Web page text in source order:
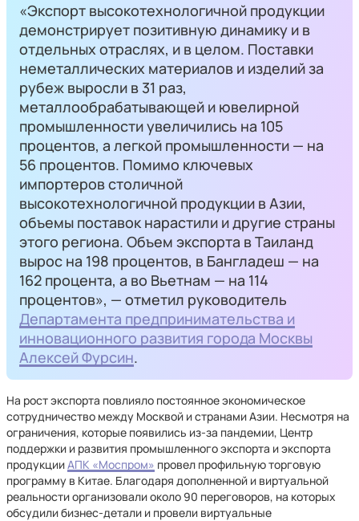
«Экспорт высокотехнологичной продукции
демонстрирует позитивную динамику и в
отдельных отраслях, и в целом. Поставки
неметаллических материалов и изделий за
рубеж выросли в 31 раз,
металлообрабатывающей и ювелирной
промышленности увеличились на 105
процентов, а легкой промышленности — на
56 процентов. Помимо ключевых
импортеров столичной
высокотехнологичной продукции в Азии,
объемы поставок нарастили и другие страны
этого региона. Объем экспорта в Таиланд
вырос на 198 процентов, в Бангладеш — на
162 процента, а во Вьетнам — на 114
процентов», — отметил руководитель
Департамента предпринимательства и
инновационного развития города Москвы
Алексей Фурсин.
На рост экспорта повлияло постоянное экономическое
сотрудничество между Москвой и странами Азии. Несмотря на
ограничения, которые появились из-за пандемии, Центр
поддержки и развития промышленного экспорта и экспорта
продукцииАПК «Моспром» провел профильную торговую
программу в Китае. Благодаря дополненной и виртуальной
реальности организовали около 90 переговоров, на которых
обсудили бизнес-детали и провели виртуальные